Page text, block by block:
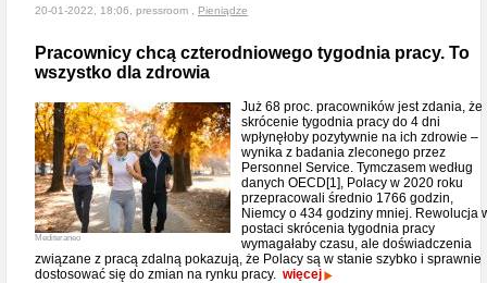
20-01-2022, 18:06, pressroom , Pieniądze
Pracownicy chcą czterodniowego tygodnia pracy. To
wszystko dla zdrowia
Mediteraneo
Już 68 proc. pracowników jest zdania, że
skrócenie tygodnia pracy do 4 dni
wpłynęłoby pozytywnie na ich zdrowie –
wynika z badania zleconego przez
Personnel Service. Tymczasem według
danych OECD[1], Polacy w 2020 roku
przepracowali średnio 1766 godzin,
Niemcy o 434 godziny mniej. Rewolucja
postaci skrócenia tygodnia pracy
wymagałaby czasu, ale doświadczenia
związane z pracą zdalną pokazują, że Polacy są w stanie szybko i sprawnie
dostosować się do zmian na rynku pracy. więcej